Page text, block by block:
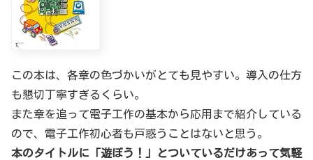
この本は、各章の色づかいがとても見やすい。導入の仕方
も懇切丁寧すぎるくらい。
また章を追って電子工作の基本から応用まで紹介している
ので、電子工作初心者も戸惑うことはないと思う。
本のタイトルに「遊ぼう！」とついているだけあって気軽